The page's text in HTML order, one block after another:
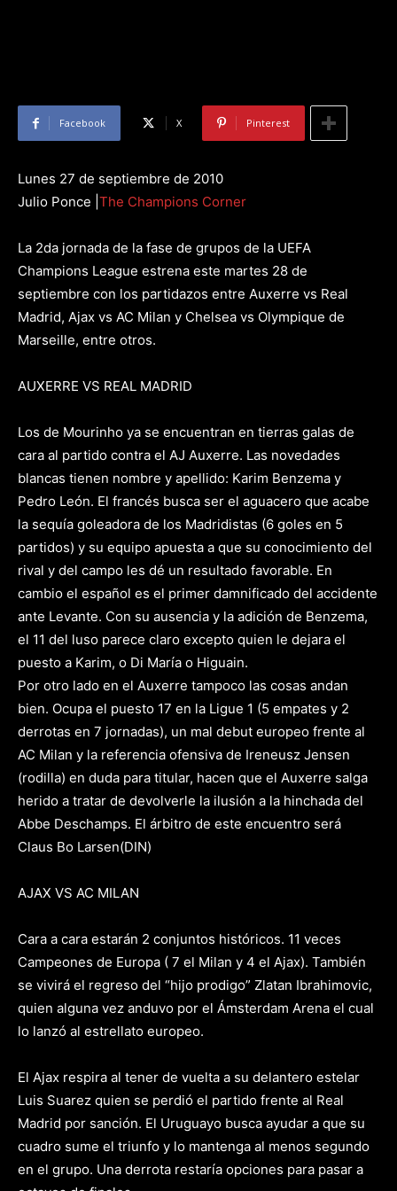
Facebook X Pinterest
Lunes 27 de septiembre de 2010
Julio Ponce | The Champions Corner
La 2da jornada de la fase de grupos de la UEFA
Champions League estrena este martes 28 de
septiembre con los partidazos entre Auxerre vs Real
Madrid, Ajax vs AC Milan y Chelsea vs Olympique de
Marseille, entre otros.
AUXERRE VS REAL MADRID
Los de Mourinho ya se encuentran en tierras galas de
cara al partido contra el AJ Auxerre. Las novedades
blancas tienen nombre y apellido: Karim Benzema y
Pedro León. El francés busca ser el aguacero que acabe
la sequía goleadora de los Madridistas (6 goles en 5
partidos) y su equipo apuesta a que su conocimiento del
rival y del campo les dé un resultado favorable. En
cambio el español es el primer damnificado del accidente
ante Levante. Con su ausencia y la adición de Benzema,
el 11 del luso parece claro excepto quien le dejara el
puesto a Karim, o Di María o Higuain.
Por otro lado en el Auxerre tampoco las cosas andan
bien. Ocupa el puesto 17 en la Ligue 1 (5 empates y 2
derrotas en 7 jornadas), un mal debut europeo frente al
AC Milan y la referencia ofensiva de Ireneusz Jensen
(rodilla) en duda para titular, hacen que el Auxerre salga
herido a tratar de devolverle la ilusión a la hinchada del
Abbe Deschamps. El árbitro de este encuentro será
Claus Bo Larsen(DIN)
AJAX VS AC MILAN
Cara a cara estarán 2 conjuntos históricos. 11 veces
Campeones de Europa ( 7 el Milan y 4 el Ajax). También
se vivirá el regreso del “hijo prodigo” Zlatan Ibrahimovic,
quien alguna vez anduvo por el Ámsterdam Arena el cual
lo lanzó al estrellato europeo.
El Ajax respira al tener de vuelta a su delantero estelar
Luis Suarez quien se perdió el partido frente al Real
Madrid por sanción. El Uruguayo busca ayudar a que su
cuadro sume el triunfo y lo mantenga al menos segundo
en el grupo. Una derrota restaría opciones para pasar a